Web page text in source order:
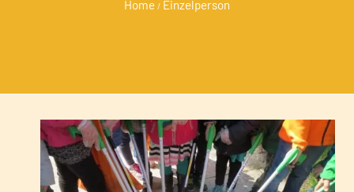
Home / Einzelperson